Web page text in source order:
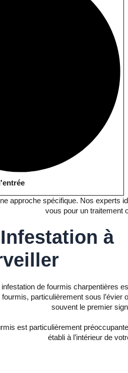
approche spécifique. Nos experts
vous pour un traitement
à
infestation de fourmis charpentières
particulièrement sous
souvent le premier
est particulièrement
établi à l’intérieur de